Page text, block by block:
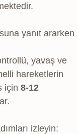
yanıt ararken
yavaş ve
hareketlerin
için 8-12
izleyin: